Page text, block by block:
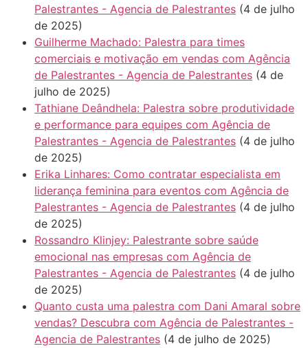
Palestrantes - Agencia de Palestrantes (4 de julho
de 2025)
Guilherme Machado: Palestra para times
comerciais e motivação em vendas com Agência
de Palestrantes - Agencia de Palestrantes (4 de
julho de 2025)
Tathiane Deândhela: Palestra sobre produtividade
e performance para equipes com Agência de
Palestrantes - Agencia de Palestrantes (4 de julho
de 2025)
Erika Linhares: Como contratar especialista em
liderança feminina para eventos com Agência de
Palestrantes - Agencia de Palestrantes (4 de julho
de 2025)
Rossandro Klinjey: Palestrante sobre saúde
emocional nas empresas com Agência de
Palestrantes - Agencia de Palestrantes (4 de julho
de 2025)
Quanto custa uma palestra com Dani Amaral sobre
vendas? Descubra com Agência de Palestrantes -
Agencia de Palestrantes (4 de julho de 2025)